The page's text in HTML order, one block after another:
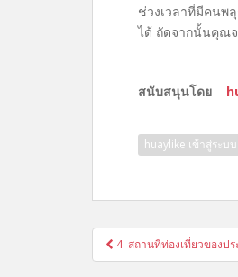
ช่วงเวลาที่มีคนพ
ได้ ถัดจากนั้นคุณ
สนับสนุนโดย
huaylike เข้าสู่ระบบ
แนะแนว
เรื่อง
4 สถานที่ท่องเที่ยวของปร